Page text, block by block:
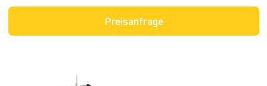
Preisanfrage